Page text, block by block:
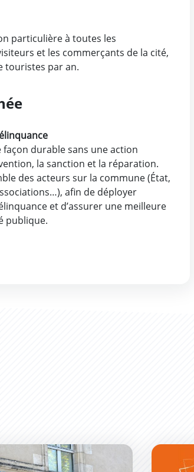
particulière à toutes les
et les commerçants de la cité,
touristes par an.
durable sans une action
la sanction et la réparation.
des acteurs sur la commune (État,
afin de déployer
et d’assurer une meilleure
publique.
caserne de gendarmerie aux Hauts